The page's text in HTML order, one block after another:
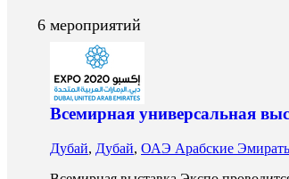
6 мероприятий
Всемирная универсальная
Дубай, Дубай, ОАЭ Арабские